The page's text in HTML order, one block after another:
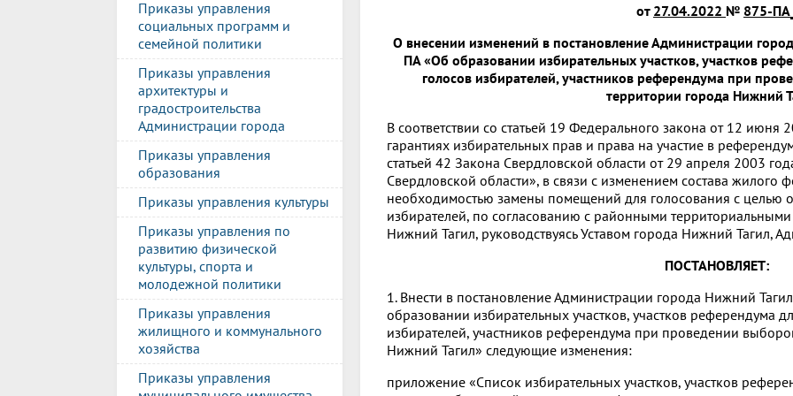
Приказы управления
социальных программ и
семейной политики
Приказы управления
архитектуры и
градостроительства
Администрации города
Приказы управления
образования
Приказы управления культуры
Приказы управления по
развитию физической
культуры, спорта и
молодежной политики
Приказы управления
жилищного и коммунального
хозяйства
Приказы управления
от 27.04.2022 № 875-
О внесении изменений в постановление Администрации
ПА «Об образовании избирательных участков, участков
голосов избирателей, участников референдума при
территории города Нижний
В соответствии со статьей 19 Федерального закона от 12
гарантиях избирательных прав и права на участие в
статьей 42 Закона Свердловской области от 29 апреля 2003
Свердловской области», в связи с изменением состава жилого
необходимостью замены помещений для голосования с целью
избирателей, по согласованию с районными
Нижний Тагил, руководствуясь Уставом города Нижний Тагил,
ПОСТАНОВЛЯЕТ:
1. Внести в постановление Администрации города Нижний
образовании избирательных участков, участков референдума
избирателей, участников референдума при проведении
Нижний Тагил» следующие изменения:
приложение «Список избирательных участков, участков